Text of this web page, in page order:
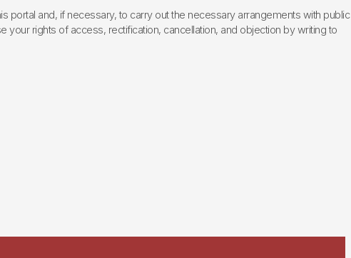
and, if necessary, to carry out the necessary arrangements with public
rights of access, rectification, cancellation, and objection by writing to